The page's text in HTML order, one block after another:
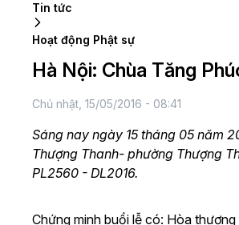
Tin tức
Hoạt động Phật sự
Hà Nội: Chùa Tăng
Chủ nhật, 15/05/2016 - 08:41
Sáng nay ngày 15 tháng 05 năm
Thượng Thanh- phường Thượng
PL2560 - DL2016.
Chứng minh buổi lễ có: Hòa